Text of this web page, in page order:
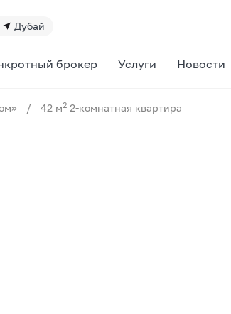
Дубай
брокер Услуги Новости
/ 42 м2 2-комнатная квартира